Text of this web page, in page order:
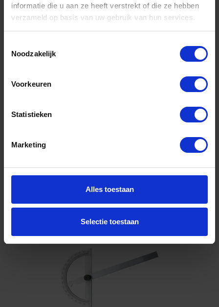
informatie die u aan ze heeft verstrekt of die ze hebben
verzameld op basis van uw gebruik van hun services.
Noodzakelijk
Voorkeuren
Statistieken
Marketing
Alles toestaan
Selectie toestaan
Niet op voorraad, levertijd 1 tot meerdere werkdagen
Prijs per 1 Stuk
+
Stuk